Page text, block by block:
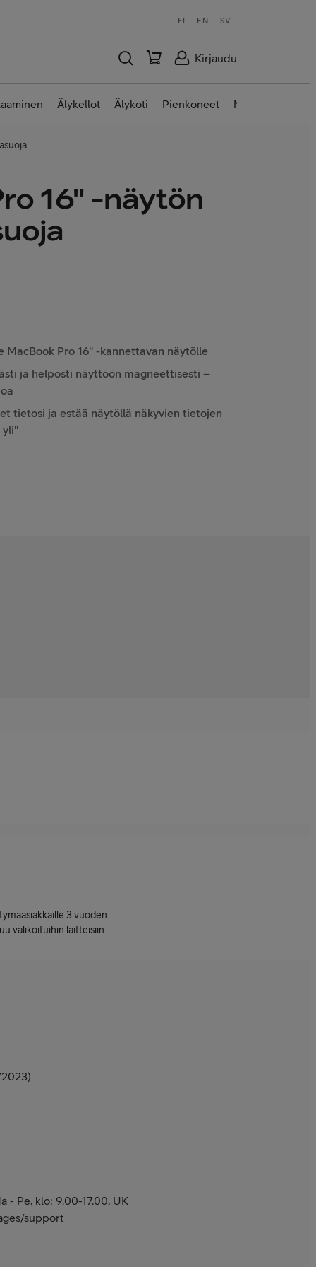
FI EN SV
Kirjaudu
Älykellot Älykoti Pienkoneet Nettilaitteet
16" -näytön
MacBook Pro 16" -kannettavan näytölle
ja helposti näyttöön magneettisesti –
tietosi ja estää näytöllä näkyvien tietojen
yli"
3 vuoden
valikoituihin laitteisiin
- Pe, klo: 9.00-17.00, UK
support